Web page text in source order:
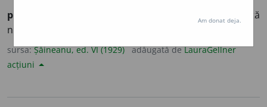
parlament
n. numele adunărilor cari reprezentă
națiunea și în special a celor două Corpuri legiuitoare.
sursa:Șăineanu, ed. VI (1929) adăugată deLauraGellner
acțiuni
Am donat deja.